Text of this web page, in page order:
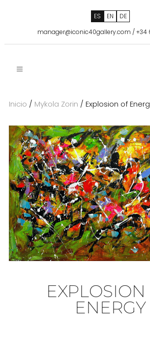
ES EN
DE
manager@iconic40gallery.com /+34
Inicio / Mykola Zorin / Explosion of
EXPLOSION
ENERGY